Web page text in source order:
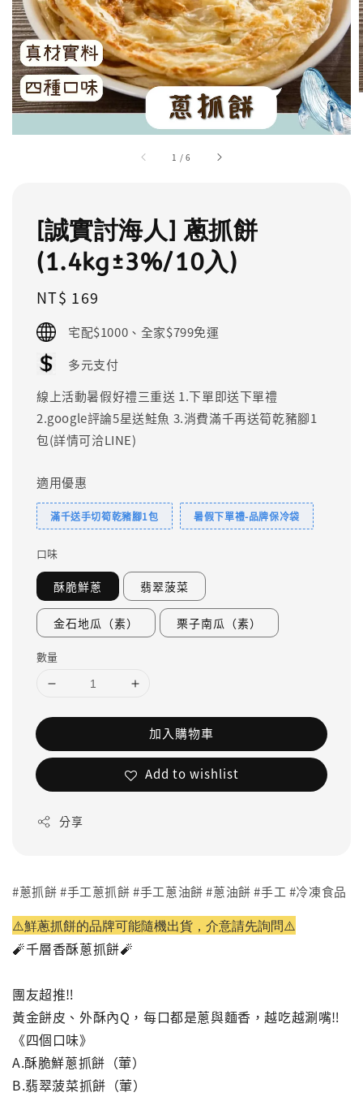
1 /6
[誠實討海人] 蔥抓餅
(1.4kg±3%/10入)
Regular
price
NT$ 169
宅配$1000、全家$799免運
多元支付
線上活動暑假好禮三重送 1.下單即送下單禮
2.google評論5星送鮭魚 3.消費滿千再送筍乾豬腳1
包(詳情可洽LINE)
適用優惠
滿千送手切筍乾豬腳1包 暑假下單禮-品牌保冷袋
口味
酥脆鮮蔥 翡翠菠菜
金石地瓜（素） 栗子南瓜（素）
數量
加入購物車
Add to wishlist
分享
#蔥抓餅 #手工蔥抓餅 #手工蔥油餅 #蔥油餅 #手工 #冷凍食品
⚠️鮮蔥抓餅的品牌可能隨機出貨，介意請先詢問⚠️
🧨千層香酥蔥抓餅🧨
團友超推‼️
黃金餅皮、外酥內Q，每口都是蔥與麵香，越吃越涮嘴‼️
《四個口味》
A.酥脆鮮蔥抓餅（葷）
B.翡翠菠菜抓餅（葷）